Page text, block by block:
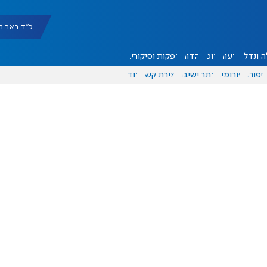
כ"ד באב תשפ"ו
ונדל"ן דעות אוכל יהדות הפקות וסיקורים
ספורט פורומים אתר ישיבה יצירת קשר עוד